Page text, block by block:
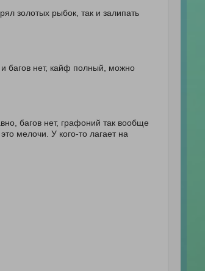
золотых рыбок, так и залипать
и багов нет, кайф полный, можно
багов нет, графоний так вообще
мелочи. У кого-то лагает на